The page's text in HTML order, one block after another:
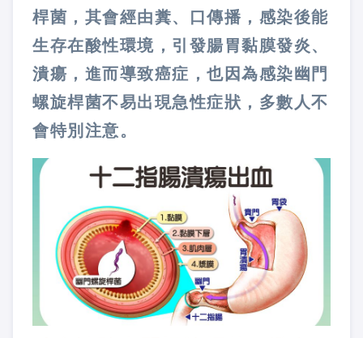
桿菌，其會經由糞、口傳播，感染後能
生存在酸性環境，引發腸胃黏膜發炎、
潰瘍，進而導致癌症，也因為感染幽門
螺旋桿菌不易出現急性症狀，多數人不
會特別注意。